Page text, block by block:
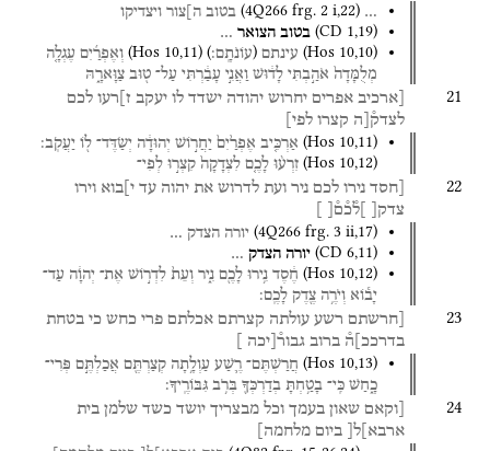
…
(4Q266 frg. 2 i,22) בטוב ה]צור ויצדיקו
(CD 1,19) בטוב הצואר …
(Hos 10,10) עינתם (עוֹנֹתָֽם׃)
(Hos 10,11) וְאֶפְרַ֜יִם עֶגְלָ֤ה
מְלֻמָּדָה֙ אֹהַ֣בְתִּי לָד֔וּשׁ וַאֲנִ֣י עָבַ֔רְתִּי עַל־ ט֖וּב צַוָּארָ֑הּ
21 [ארכיב אפרים יחרוש יהודה ישדד לו יעקב ז]רעו לכם
לצדק֯[ה קצרו לפי]
(Hos 10,11) אַרְכִּ֤יב אֶפְרַ֙יִם֙ יַחֲר֣וֹשׁ יְהוּדָ֔ה יְשַׂדֶּד־ ל֖וֹ יַעֲקֹֽב׃
(Hos 10,12) זִרְע֨וּ לָכֶ֤ם לִצְדָקָה֙ קִצְר֣וּ לְפִי־
22 [חסד נירו לכם ניר ועת לדרוש את יהוה עד י]בוא וירו
צדק[
]ל֯כ֯ם֯[
(4Q266 frg. 3 ii,17) יורה הצדק …
(CD 6,11) יורה הצדק …
(Hos 10,12) חֶ֔סֶד נִ֥ירוּ לָכֶ֖ם נִ֑יר וְעֵת֙ לִדְר֣וֹשׁ אֶת־ יְהוָ֔ה עַד־
יָב֕וֹא וְיֹרֶ֥ה צֶ֖דֶק לָכֶֽם׃
23 [חרשתם רשע עולתה קצרתם אכלתם פרי כחש כי בטחת
בדרככ]ה֯ ברוב גבור֯[יכה
(Hos 10,13) חֲרַשְׁתֶּם־ רֶ֛שַׁע עַוְלָ֥תָה קְצַרְתֶּ֖ם אֲכַלְתֶּ֣ם פְּרִי־
כָ֑חַשׁ כִּֽי־ בָטַ֥חְתָּ בְדַרְכְּךָ֖ בְּרֹ֥ב גִּבּוֹרֶֽיךָ׃
24 [וקאם שאון בעמך וכל מבצריך יושד כשד שלמן בית
ארבא]ל[
ביום מלחמה]